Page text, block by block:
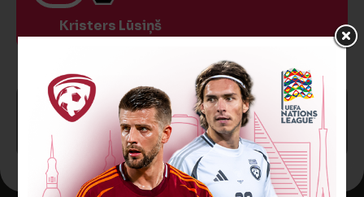
Kristers Lūsiņš
SPĒLE BEIGUSIES!